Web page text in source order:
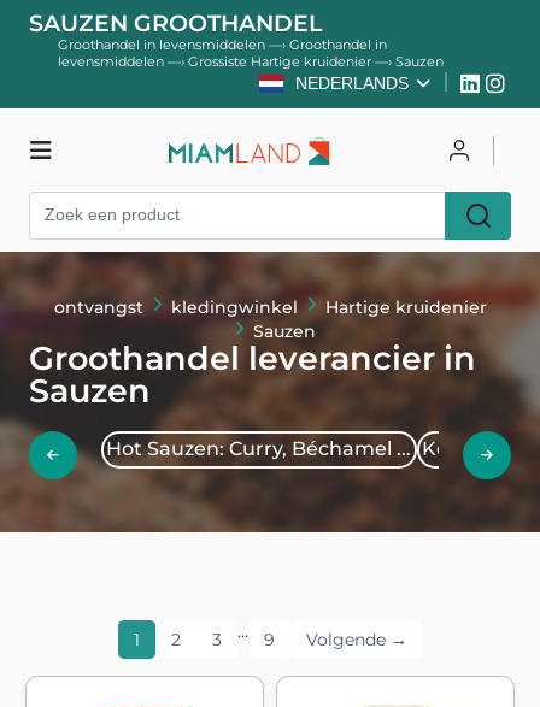
SAUZEN GROOTHANDEL
Groothandel in levensmiddelen —› Groothandel in
levensmiddelen —› Grossiste Hartige kruidenier —›Sauzen
NEDERLANDS
ontvangst kledingwinkel
Hartige kruidenier
Sauzen
Groothandel leverancier in
Sauzen
Hot Sauzen: Curry, Béchamel ... Ketchup,
1 2 3 … 9 Volgende →
kledingwinkel
Register